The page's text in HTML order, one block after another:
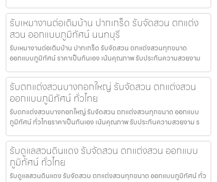
รับเหมางานต่อเติมบ้าน ปากเกร็ด รับจัดสวน ตกแต่ง
สวน ออกแบบภูมิทัศน์ นนทบุรี
รับเหมางานต่อเติมบ้าน ปากเกร็ด รับจัดสวน ตกแต่งสวนทุกขนาด
ออกแบบภูมิทัศน์ ราคาเป็นกันเอง เน้นคุณภาพ รับประกันความสวยงาม
รับตกแต่งสวนบางกอกใหญ่ รับจัดสวน ตกแต่งสวน
ออกแบบภูมิทัศน์ ทั่วไทย
รับตกแต่งสวนบางกอกใหญ่ รับจัดสวน ตกแต่งสวนทุกขนาด ออกแบบ
ภูมิทัศน์ ทั่วไทยราคาเป็นกันเอง เน้นคุณภาพ รับประกันความสวยงาม ร
รับดูแลสวนดินแดง รับจัดสวน ตกแต่งสวน ออกแบบ
ภูมิทัศน์ ทั่วไทย
รับดูแลสวนดินแดง รับจัดสวน ตกแต่งสวนทุกขนาด ออกแบบภูมิทัศน์ ทั่ว